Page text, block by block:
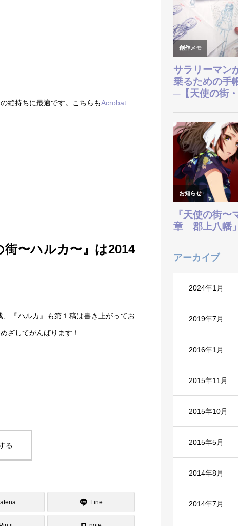
縦持ちに最適です。こちらもAcrobat
街〜ハルカ〜』は2014
『ハルカ』も第１稿は書き上がってお
ざしてがんばります！
る
Line
アーカイブ
2024年1月
2019年7月
2016年1月
2015年11月
2015年10月
2015年5月
2014年8月
2014年7月
天